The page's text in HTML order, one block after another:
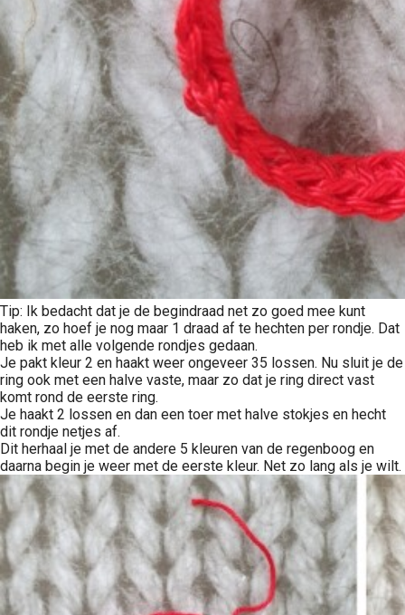
Tip: Ik bedacht dat je de begindraad net zo goed mee kunt
haken, zo hoef je nog maar 1 draad af te hechten per rondje. Dat
heb ik met alle volgende rondjes gedaan.
Je pakt kleur 2 en haakt weer ongeveer 35 lossen. Nu sluit je de
ring ook met een halve vaste, maar zo dat je ring direct vast
komt rond de eerste ring.
Je haakt 2 lossen en dan een toer met halve stokjes en hecht
dit rondje netjes af.
Dit herhaal je met de andere 5 kleuren van de regenboog en
daarna begin je weer met de eerste kleur. Net zo lang als je wilt.